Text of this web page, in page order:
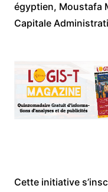
égyptien, Moustafa
Capitale
Cette initiative